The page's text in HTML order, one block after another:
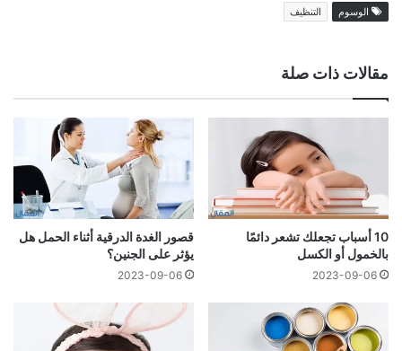
الوسوم التنظيف
مقالات ذات صلة
10 أسباب تجعلك تشعر دائمًا
بالخمول أو الكسل
2023-09-06
قصور الغدة الدرقية أثناء الحمل هل
يؤثر على الجنين؟
2023-09-06